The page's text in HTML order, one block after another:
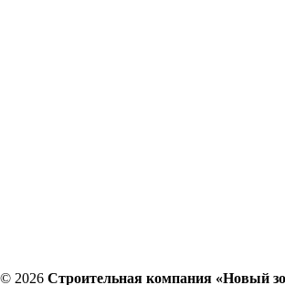
© 2026 Строительная компания «Новый